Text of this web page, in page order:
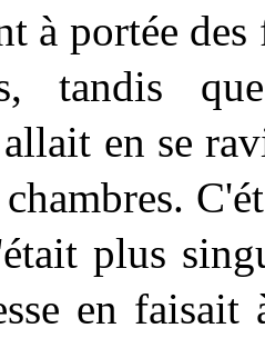
à portée
tandis
en se
plus
en